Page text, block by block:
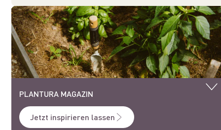
PLANTURA MAGAZIN
Jetzt inspirieren lassen